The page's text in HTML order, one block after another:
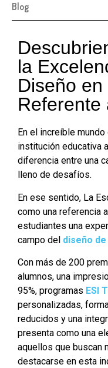
Blog
la
Diseño
Referente
En el increíble
institución educativa
diferencia entre una
lleno de desafíos.
En ese sentido, La
como una referencia
estudiantes una
campo del diseño
Con más de 200
alumnos, una
95%, programas ESI
personalizadas,
reducidos y una
presenta como una
aquellos que buscan
destacarse en esta